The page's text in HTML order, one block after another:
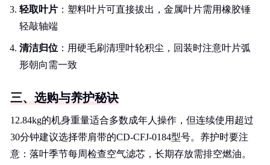
轻取叶片 ：塑料叶片可直接拔出，金属叶片需用橡胶锤
轻敲轴端
清洁归位 ：用硬毛刷清理叶轮积尘，回装时注意叶片弧
形朝向需一致
三、选购与养护秘诀
12.84kg的机身重量适合多数成年人操作，但连续使用超过
30分钟建议选择带肩带的CD-CFJ-0184型号。养护时要注
意：落叶季节每周检查空气滤芯，长期存放需排空燃油。